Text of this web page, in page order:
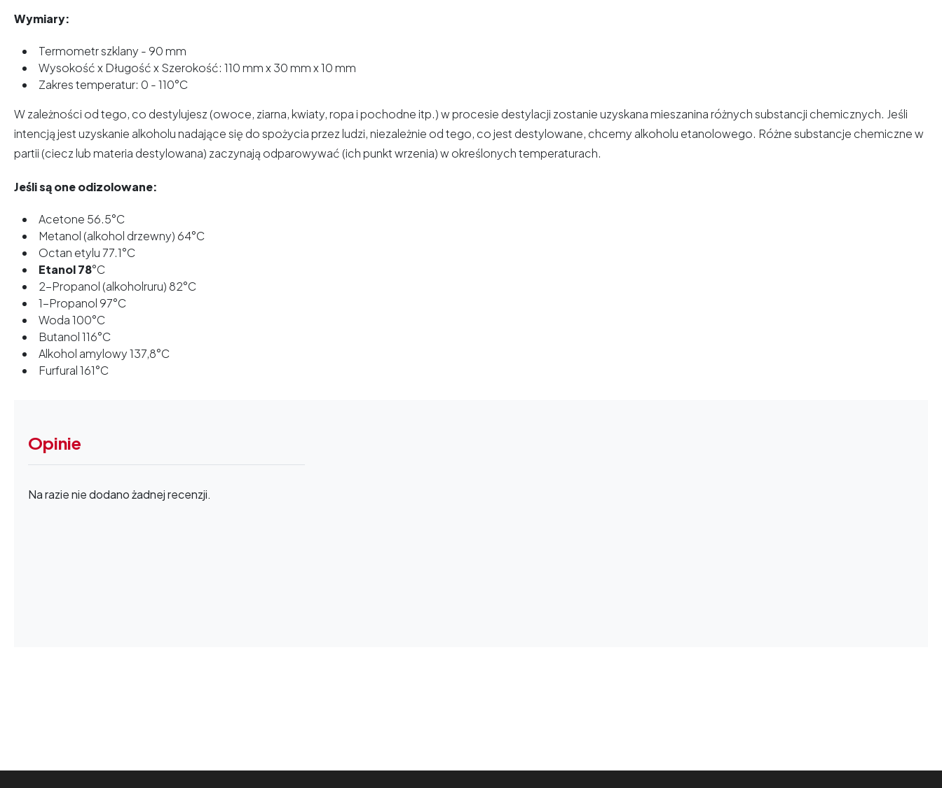
Wymiary:
Termometr szklany - 90 mm
Wysokość x Długość x Szerokość: 110 mm x 30 mm x 10 mm
Zakres temperatur: 0 - 110°C
W zależności od tego, co destylujesz (owoce, ziarna, kwiaty, ropa i pochodne itp.) w procesie destylacji zostanie uzyskana mieszanina różnych substancji chemicznych. Jeśli
intencją jest uzyskanie alkoholu nadające się do spożycia przez ludzi, niezależnie od tego, co jest destylowane, chcemy alkoholu etanolowego. Różne substancje chemiczne w
partii (ciecz lub materia destylowana) zaczynają odparowywać (ich punkt wrzenia) w określonych temperaturach.
Jeśli są one odizolowane:
Acetone 56.5°C
Metanol (alkohol drzewny) 64°C
Octan etylu 77.1°C
Etanol 78°C
2-Propanol (alkoholruru) 82°C
1-Propanol 97°C
Woda 100°C
Butanol 116°C
Alkohol amylowy 137,8°C
Furfural 161°C
Opinie
Na razie nie dodano żadnej recenzji.